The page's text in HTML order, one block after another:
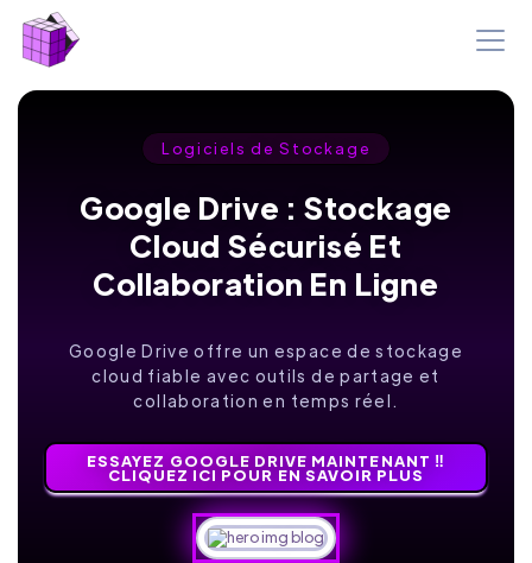
Logiciels de Stockage
Google Drive : Stockage
Cloud Sécurisé Et
Collaboration En Ligne
Google Drive offre un espace de stockage
cloud fiable avec outils de partage et
collaboration en temps réel.
ESSAYEZ GOOGLE DRIVE MAINTENANT ‼️
CLIQUEZ ICI POUR EN SAVOIR PLUS